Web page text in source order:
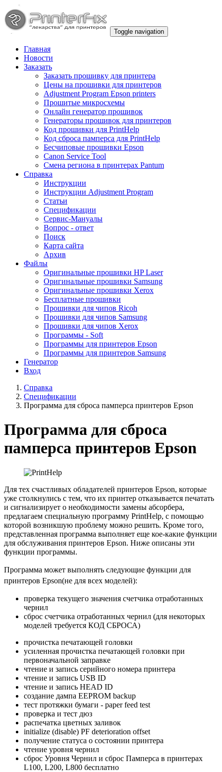
Toggle navigation
Главная
Новости
Заказать
Заказать прошивку для принтера
Цены на прошивки для принтеров
Adjustment Program Epson printers
Прошитые микросхемы
Онлайн генератор прошивок
Генераторы прошивок для принтеров
Код прошивки для PrintHelp
Код сброса памперса для PrintHelp
Беcчиповые прошивки Epson
Canon Service Tool
Смена региона в принтерах Pantum
Справка
Инструкции
Инструкции Adjustment Program
Статьи
Спецификации
Сервис-Мануалы
Вопрос - ответ
Поиск
Карта сайта
Архив
Файлы
Оригинальные прошивки HP Laser
Оригинальные прошивки Samsung
Оригинальные прошивки Xerox
Бесплатные прошивки
Прошивки для чипов Ricoh
Прошивки для чипов Samsung
Прошивки для чипов Xerox
Программы - Soft
Программы для принтеров Epson
Программы для принтеров Samsung
Генератор
Вход
Справка
Спецификации
Программа для сброса памперса принтеров Epson
Программа для сброса
памперса принтеров Epson
Для тех счастливых обладателей принтеров Epson, которые
уже столкнулись с тем, что их принтер отказывается печатать
и сигнализирует о необходимости замены абсорбера,
предлагаем специальную программу PrintHelp, с помощью
которой возникшую проблему можно решить. Кроме того,
представленная программа выполняет еще кое-какие функции
для обслуживания принтеров Epson. Ниже описаны эти
функции программы.
Программа может выполнять следующие функции для
принтеров Epson(не для всех моделей):
проверка текущего значения счетчика отработанных
чернил
сброс счетчика отработанных чернил (для некоторых
моделей требуется КОД СБРОСА)
прочистка печатающей головки
усиленная прочистка печатающей головки при
первоначальной заправке
чтение и запись серийного номера принтера
чтение и запись USB ID
чтение и запись HEAD ID
создание дампа EEPROM backup
тест протяжки бумаги - paper feed test
проверка и тест дюз
распечатка цветных заливок
initialize (disable) PF deterioration offset
получение статуса о состоянии принтера
чтение уровня чернил
сброс Уровня Чернил и сброс Памперса в принтерах
L100, L200, L800 бесплатно